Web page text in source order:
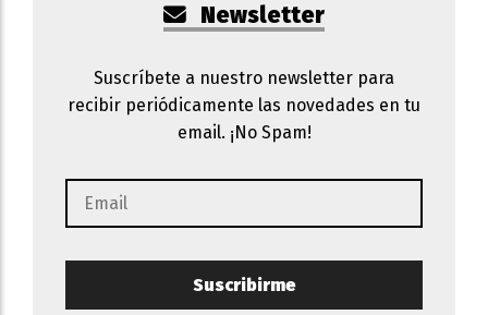
Newsletter
Suscríbete a nuestro newsletter para
recibir periódicamente las novedades en tu
email. ¡No Spam!
Suscribirme